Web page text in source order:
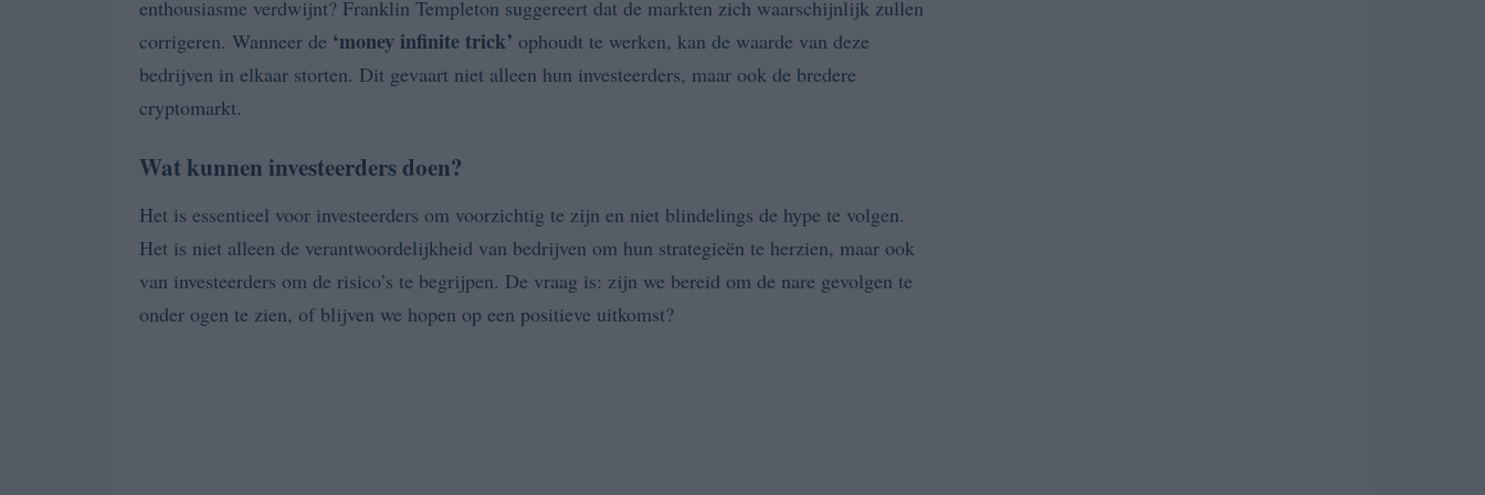
enthousiasme verdwijnt? Franklin Templeton suggereert dat de markten zich waarschijnlijk zullen
corrigeren. Wanneer de ‘money infinite trick’ ophoudt te werken, kan de waarde van deze
bedrijven in elkaar storten. Dit gevaart niet alleen hun investeerders, maar ook de bredere
cryptomarkt.
Wat kunnen investeerders doen?
Het is essentieel voor investeerders om voorzichtig te zijn en niet blindelings de hype te volgen.
Het is niet alleen de verantwoordelijkheid van bedrijven om hun strategieën te herzien, maar ook
van investeerders om de risico’s te begrijpen. De vraag is: zijn we bereid om de nare gevolgen te
onder ogen te zien, of blijven we hopen op een positieve uitkomst?